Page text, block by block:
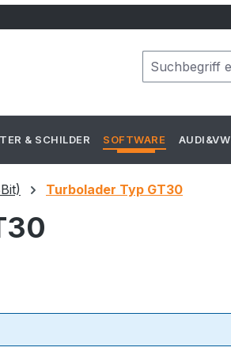
& SCHILDER SOFTWARE AUDI&VW
Turbolader Typ GT30